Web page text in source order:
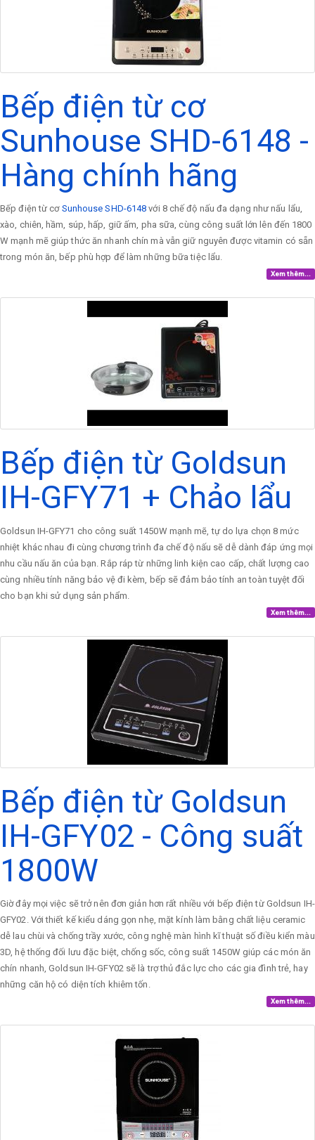
Bếp điện từ cơ
Sunhouse SHD-6148 -
Hàng chính hãng
Bếp điện từ cơ Sunhouse SHD-6148với 8 chế độ nấu đa dạng như nấu lẩu,
xào, chiên, hầm, súp, hấp, giữ ấm, pha sữa, cùng công suất lớn lên đến 1800
W mạnh mẽ giúp thức ăn nhanh chín mà vẫn giữ nguyên được vitamin có sẵn
trong món ăn, bếp phù hợp để làm những bữa tiệc lẩu.
Xem thêm...
Bếp điện từ Goldsun
IH-GFY71 + Chảo lẩu
Goldsun IH-GFY71 cho công suất 1450W mạnh mẽ, tự do lựa chọn 8 mức
nhiệt khác nhau đi cùng chương trình đa chế độ nấu sẽ dễ dành đáp ứng mọi
nhu cầu nấu ăn của bạn. Rắp ráp từ những linh kiện cao cấp, chất lượng cao
cùng nhiều tính năng bảo vệ đi kèm, bếp sẽ đảm bảo tính an toàn tuyệt đối
cho bạn khi sử dụng sản phẩm.
Xem thêm...
Bếp điện từ Goldsun
IH-GFY02 - Công suất
1800W
Giờ đây mọi việc sẽ trở nên đơn giản hơn rất nhiều với bếp điện từ Goldsun IH-
GFY02. Với thiết kế kiểu dáng gọn nhẹ, mặt kính làm bằng chất liệu ceramic
dễ lau chùi và chống trầy xước, công nghệ màn hình kĩ thuật số điều kiển màu
3D, hệ thống đối lưu đặc biệt, chống sốc, công suất 1450W giúp các món ăn
chín nhanh, Goldsun IH-GFY02 sẽ là trợ thủ đắc lực cho các gia đình trẻ, hay
những căn hộ có diện tích khiêm tốn.
Xem thêm...